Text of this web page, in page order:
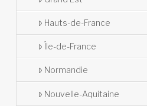
Hauts-de-France
Île-de-France
Normandie
Nouvelle-Aquitaine